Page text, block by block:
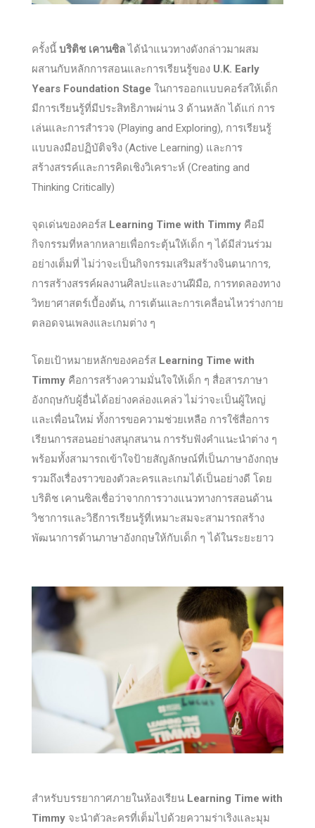
ครั้งนี้ บริติช เคานซิลได้นำแนวทางดังกล่าวมาผสม
ผสานกับหลักการสอนและการเรียนรู้ของ U.K. Early
Years Foundation Stage ในการออกแบบคอร์สให้เด็ก
มีการเรียนรู้ที่มีประสิทธิภาพผ่าน 3 ด้านหลัก ได้แก่ การ
เล่นและการสำรวจ (Playing and Exploring), การเรียนรู้
แบบลงมือปฏิบัติจริง (Active Learning) และการ
สร้างสรรค์และการคิดเชิงวิเคราะห์ (Creating and
Thinking Critically)
จุดเด่นของคอร์ส Learning Time with Timmy คือมี
กิจกรรมที่หลากหลายเพื่อกระตุ้นให้เด็ก ๆ ได้มีส่วนร่วม
อย่างเต็มที่ ไม่ว่าจะเป็นกิจกรรมเสริมสร้างจินตนาการ,
การสร้างสรรค์ผลงานศิลปะและงานฝีมือ, การทดลองทาง
วิทยาศาสตร์เบื้องต้น, การเต้นและการเคลื่อนไหวร่างกาย
ตลอดจนเพลงและเกมต่าง ๆ
โดยเป้าหมายหลักของคอร์ส Learning Time with
Timmy คือการสร้างความมั่นใจให้เด็ก ๆ สื่อสารภาษา
อังกฤษกับผู้อื่นได้อย่างคล่องแคล่ว ไม่ว่าจะเป็นผู้ใหญ่
และเพื่อนใหม่ ทั้งการขอความช่วยเหลือ การใช้สื่อการ
เรียนการสอนอย่างสนุกสนาน การรับฟังคำแนะนำต่าง ๆ
พร้อมทั้งสามารถเข้าใจป้ายสัญลักษณ์ที่เป็นภาษาอังกฤษ
รวมถึงเรื่องราวของตัวละครและเกมได้เป็นอย่างดี โดย
บริติช เคานซิลเชื่อว่าจากการวางแนวทางการสอนด้าน
วิชาการและวิธีการเรียนรู้ที่เหมาะสมจะสามารถสร้าง
พัฒนาการด้านภาษาอังกฤษให้กับเด็ก ๆ ได้ในระยะยาว
สำหรับบรรยากาศภายในห้องเรียน Learning Time with
Timmy จะนำตัวละครที่เต็มไปด้วยความร่าเริงและมุม